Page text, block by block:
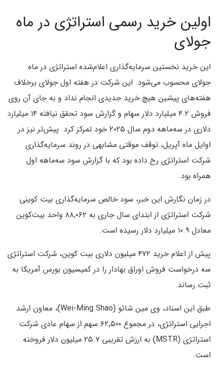
اولین خرید رسمی استراتژی در ماه
جولای
این خرید نخستین سرمایه‌گذاری اعلام‌شده استراتژی در ماه
جولای محسوب می‌شود. این شرکت در هفته اول جولای برخلاف
هفته‌های پیشین هیچ خرید جدیدی انجام نداد و به جای آن روی
فروش ۴.۲ میلیارد دلار سهام و گزارش سود تحقق نیافته ۱۴ میلیارد
دلاری در سه‌ماهه دوم سال ۲۰۲۵ خود تمرکز کرد. پیش‌تر نیز در
اوایل ماه آپریل، توقف موقتی مشابهی در روند سرمایه‌گذاری
شرکت استراتژی رخ داده بود که با گزارش سود سه‌ماهه اول
همراه بود.
در زمان نگارش این خبر، سود خالص سرمایه‌گذاری بیت کوینی
شرکت استراتژی از ابتدای سال جاری به ۸۸,۰۶۲ واحد بیت‌کوین
معادل ۱۰.۹ میلیارد دلار رسیده است.
پیش از اعلام خرید ۴۷۲ میلیون دلاری بیت کوین، شرکت استراتژی
سه درخواست فروش اوراق بهادار را در کمیسیون بورس آمریکا به
ثبت رساند.
طبق این اسناد، وی مین شائو (Wei-Ming Shao)، معاون ارشد
اجرایی استراتژی، در مجموع ۶۲٬۵۰۰ سهم از سهام عادی شرکت
استراتژی (MSTR) به ارزش تقریبی ۲۵.۷ میلیون دلار فروخته
است.